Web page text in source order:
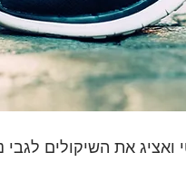
את השיקולים לגבי